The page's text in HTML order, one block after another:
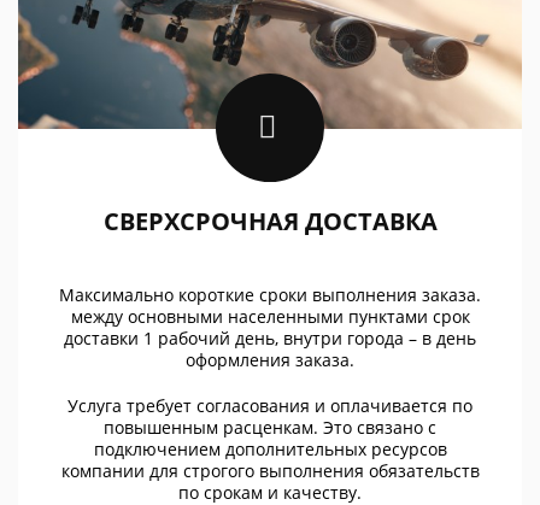
СВЕРХСРОЧНАЯ ДОСТАВКА
Максимально короткие сроки выполнения заказа.
между основными населенными пунктами срок
доставки 1 рабочий день, внутри города – в день
оформления заказа.
Услуга требует согласования и оплачивается по
повышенным расценкам. Это связано с
подключением дополнительных ресурсов
компании для строгого выполнения обязательств
по срокам и качеству.